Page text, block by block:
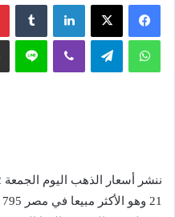
فيسبوك ‫X لينكدإن
واتساب تيلقرام لاين